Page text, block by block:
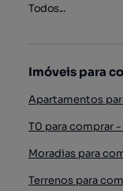
Todos...
Imóveis para
Apartamentos
T0 para comprar
Moradias para
Terrenos para